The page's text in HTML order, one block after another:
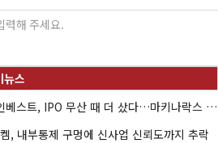
HB인베스트, IPO 무산 때 더 샀다…마키나락스 투자 2.7배 회수
, 내부통제 구멍에 신사업 신뢰도까지 추락